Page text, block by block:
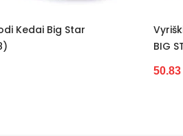
Klasikiniai Aukšti Sportbačiai
Balti (BSB13751)
€